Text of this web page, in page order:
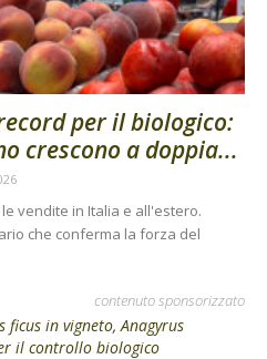
per il biologico:
crescono a doppia...
vendite in Italia e all'estero.
che conferma la forza del
contenuto sponsorizzato
ficus in vigneto, Anagyrus
il controllo biologico